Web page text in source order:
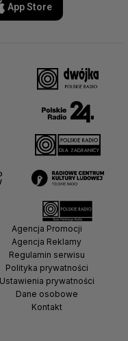
App Store
Agencja Promocji
Agencja Reklamy
Regulamin serwisu
Polityka prywatności
Ustawienia prywatności
Dane osobowe
Kontakt